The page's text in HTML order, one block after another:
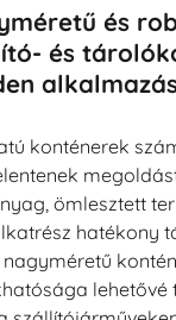
és
és
konténerek
ömlesztett
hatékony
lehetővé